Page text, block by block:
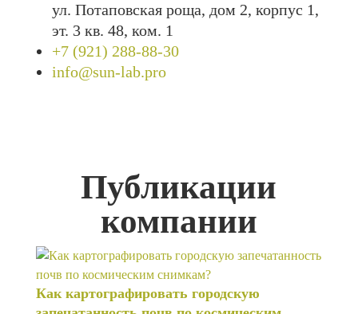
ул. Потаповская роща, дом 2, корпус 1,
эт. 3 кв. 48, ком. 1
+7 (921) 288-88-30
info@sun-lab.pro
Публикации
компании
Как картографировать городскую